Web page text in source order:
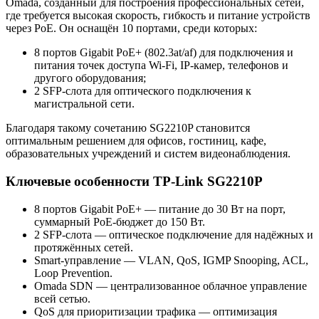
Omada, созданный для построения профессиональных сетей,
где требуется высокая скорость, гибкость и питание устройств
через PoE. Он оснащён 10 портами, среди которых:
8 портов Gigabit PoE+ (802.3at/af) для подключения и
питания точек доступа Wi-Fi, IP-камер, телефонов и
другого оборудования;
2 SFP-слота для оптического подключения к
магистральной сети.
Благодаря такому сочетанию SG2210P становится
оптимальным решением для офисов, гостиниц, кафе,
образовательных учреждений и систем видеонаблюдения.
Ключевые особенности TP-Link SG2210P
8 портов Gigabit PoE+ — питание до 30 Вт на порт,
суммарный PoE-бюджет до 150 Вт.
2 SFP-слота — оптическое подключение для надёжных и
протяжённых сетей.
Smart-управление — VLAN, QoS, IGMP Snooping, ACL,
Loop Prevention.
Omada SDN — централизованное облачное управление
всей сетью.
QoS для приоритизации трафика — оптимизация